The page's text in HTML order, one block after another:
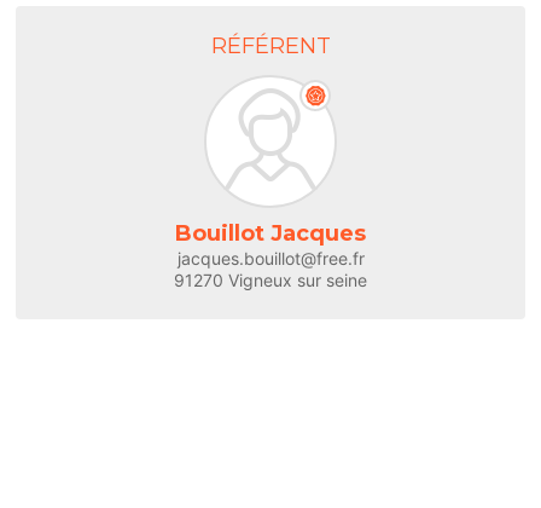
RÉFÉRENT
Bouillot Jacques
jacques.bouillot@free.fr
91270 Vigneux sur seine